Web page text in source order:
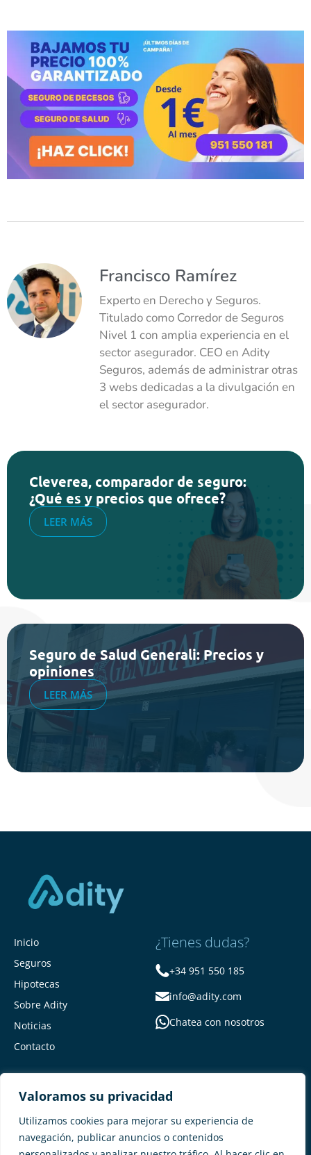
Valoramos su privacidad
Utilizamos cookies para mejorar su experiencia de
navegación, publicar anuncios o contenidos
Francisco Ramírez
Experto en Derecho y Seguros.
Titulado como Corredor de Seguros
Nivel 1 con amplia experiencia en el
sector asegurador. CEO en Adity
Seguros, además de administrar otras
3 webs dedicadas a la divulgación en
el sector asegurador.
Cleverea, comparador de seguro:
¿Qué es y precios que ofrece?
LEER MÁS
Seguro de Salud Generali: Precios y
opiniones
LEER MÁS
Inicio
Seguros
Hipotecas
Sobre Adity
Noticias
Contacto
¿Tienes dudas?
+34 951 550 185
info@adity.com
Chatea con nosotros